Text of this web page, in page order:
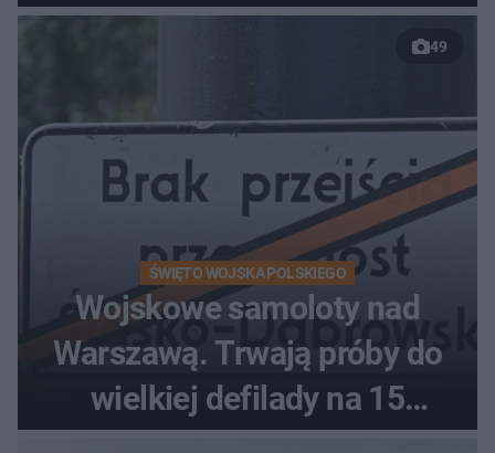
relaksu nad Jeziorem
49
ŚWIĘTO WOJSKA POLSKIEGO
Wojskowe samoloty nad
Warszawą. Trwają próby do
wielkiej defilady na 15